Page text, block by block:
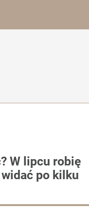
W lipcu robię
po kilku